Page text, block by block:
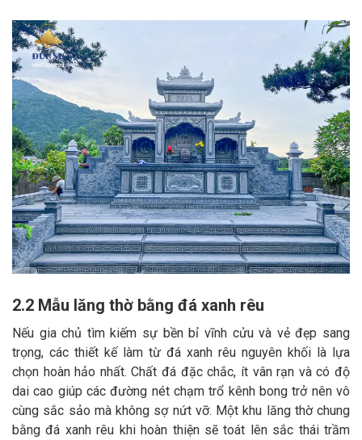
2.2 Mẫu lăng thờ bằng đá xanh rêu
Nếu gia chủ tìm kiếm sự bền bỉ vĩnh cửu và vẻ đẹp sang
trọng, các thiết kế làm từ đá xanh rêu nguyên khối là lựa
chọn hoàn hảo nhất. Chất đá đặc chắc, ít vân rạn và có độ
dai cao giúp các đường nét chạm trổ kênh bong trở nên vô
cùng sắc sảo mà không sợ nứt vỡ. Một khu lăng thờ chung
bằng đá xanh rêu khi hoàn thiện sẽ toát lên sắc thái trầm